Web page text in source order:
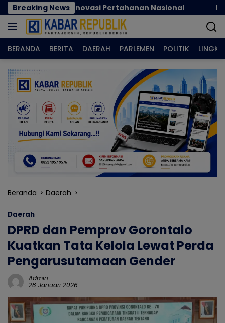
Langsung
ke
konten
Breaking News
dan Inovasi Pertahanan Nasional Nilai Tukar
BERANDA BERITA DAERAH PARLEMEN POLITIK
Beranda Daerah
Daerah
DPRD dan Pemprov Gorontalo
Kuatkan Tata Kelola Lewat Perda
Pengarusutamaan Gender
Admin
28 Januari 2026